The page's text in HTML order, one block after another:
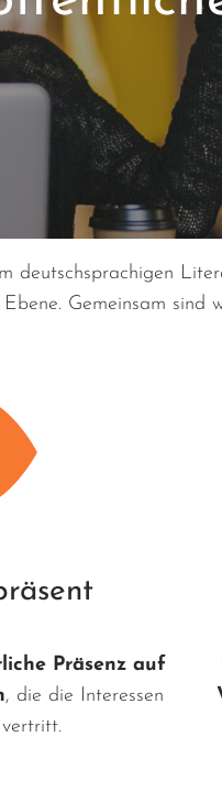
deutschsprachigen
Gemeinsam sind
Präsenz auf
, die die Interessen